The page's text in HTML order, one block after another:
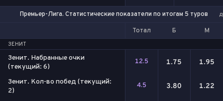
Премьер-Лига. Статистические показатели по итогам 5 туров
Тотал Б М
ЗЕНИТ
Зенит. Набранные очки
(текущий: 6)
12.5 1.75 1.95
Зенит. Кол-во побед (текущий:
2)
4.5 3.80 1.22